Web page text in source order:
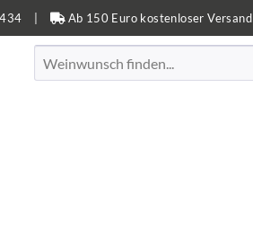
Ab 150 Euro kostenloser Versand